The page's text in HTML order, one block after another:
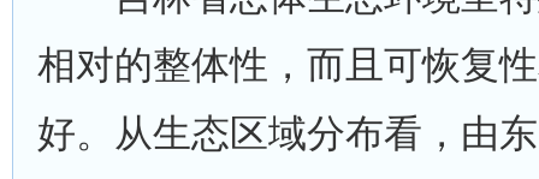
相对的整体性，而且可恢复
好。从生态区域分布看，由